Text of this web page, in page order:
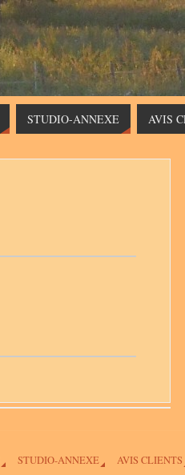
STUDIO-ANNEXE AVIS
STUDIO-ANNEXE AVIS CLIENTS